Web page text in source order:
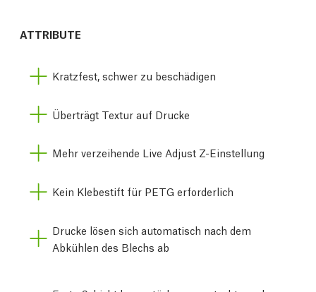
ATTRIBUTE
Kratzfest, schwer zu beschädigen
Überträgt Textur auf Drucke
Mehr verzeihende Live Adjust Z-Einstellung
Kein Klebestift für PETG erforderlich
Drucke lösen sich automatisch nach dem
Abkühlen des Blechs ab